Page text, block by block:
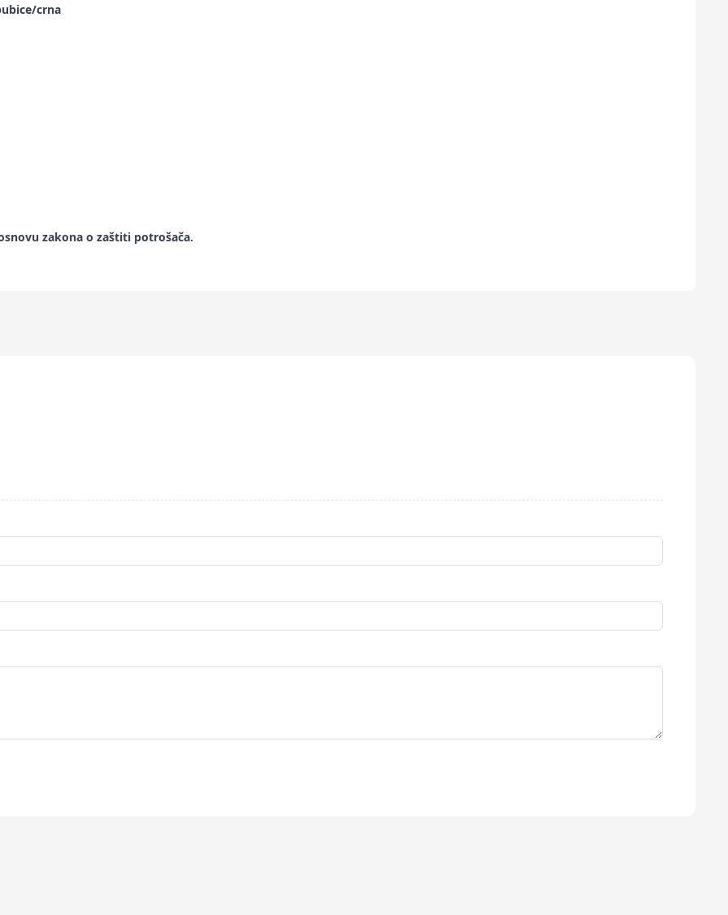
crna
zakona o zaštiti potrošača.